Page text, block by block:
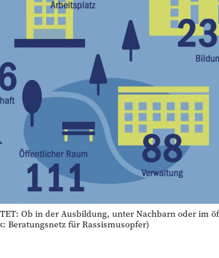
Ob in der Ausbildung, unter Nachbarn oder im
Beratungsnetz für Rassismusopfer)